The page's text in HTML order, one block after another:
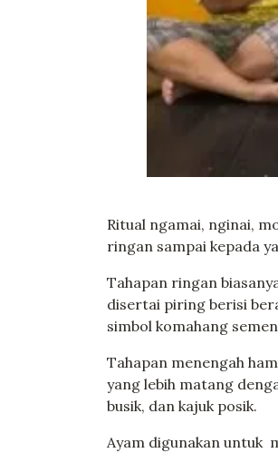
Ritual ngamai, nginai,
ringan sampai kepada
Tahapan ringan
disertai piring berisi
simbol komahang
Tahapan menengah
yang lebih matang
busik, dan kajuk posik.
Ayam digunakan untuk